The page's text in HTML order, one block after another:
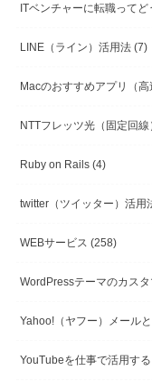
ITベンチャーに転職ってど
LINE（ライン）活用法 (7)
Macのおすすめアプリ（
NTTフレッツ光（固定回
Ruby on Rails (4)
twitter（ツイッター）活用
WEBサービス (258)
WordPressテーマのカス
Yahoo!（ヤフー）メール
YouTubeを仕事で活用する